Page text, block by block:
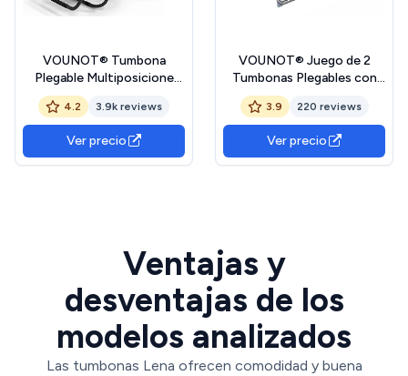
VOUNOT® Tumbona
Plegable Multiposicione
Jardín, Silla Gravedad Cero
Reclinable, con Soporte
para Bebidas y
Reposacabezas Axtraíble,
Carga máxima 120kg, Gris
4.2 3.9k reviews
Ver precio
VOUNOT® Juego de 2
Tumbonas Plegables con
Parasol, Tumbona Playera
Reclinable 4 Posiciones,
Estructura Acero y Tejido
Textileno, Peso Máx.
Soportado 110kg para
3.9 220 reviews
Ver precio
Ventajas y
desventajas de los
modelos analizados
Las tumbonas Lena ofrecen comodidad y buena